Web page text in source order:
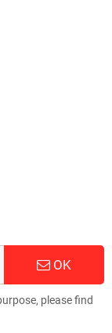
OK
please find